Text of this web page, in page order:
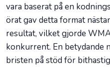
vara baserat på en
örat gav detta format
resultat, vilket gjorde
konkurrent. En betydande
bristen på stöd för